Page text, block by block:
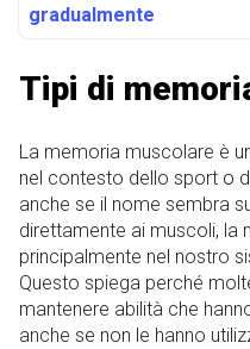
gradualmente
Tipi di
La memoria muscolare è
nel contesto dello sport o
anche se il nome sembra
direttamente ai muscoli, la
principalmente nel nostro
Questo spiega perché
mantenere abilità che
anche se non le hanno